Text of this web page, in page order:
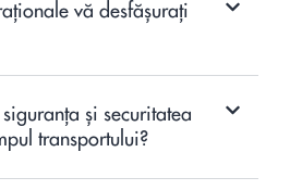
vă desfășurați
și securitatea
transportului?